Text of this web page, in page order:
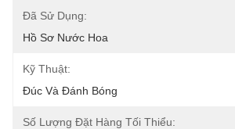
Đã Sử Dụng:
Hồ Sơ Nước Hoa
Kỹ Thuật:
Đúc Và Đánh Bóng
Số Lượng Đặt Hàng Tối Thiểu: